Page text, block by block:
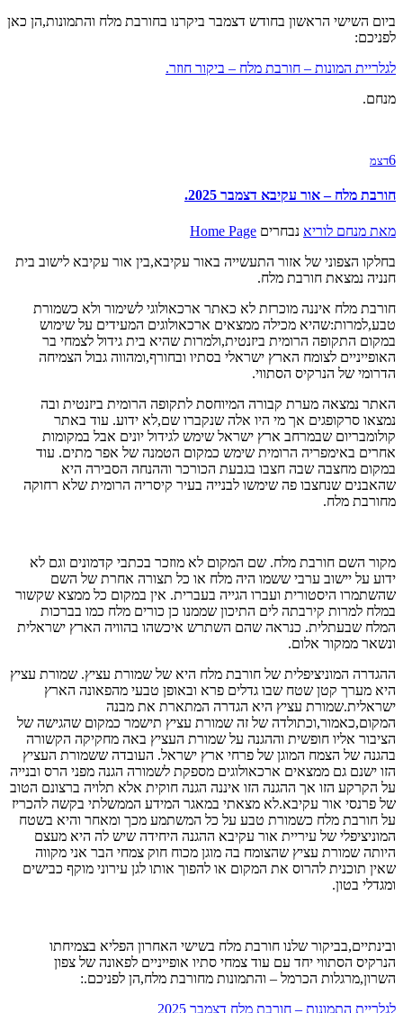
ביום השישי הראשון בחודש דצמבר ביקרנו בחורבת מלח והתמונות,הן כאן
לפניכם:
לגלריית המונות – חורבת מלח – ביקור חוזר.
מנחם.
6דצמ
חורבת מלח – אור עקיבא דצמבר 2025.
מאת מנחם לוריא נבחרים Home Page
בחלקו הצפוני של אזור התעשייה באור עקיבא,בין אור עקיבא לישוב בית
חנניה נמצאת חורבת מלח.
חורבת מלח איננה מוכרזת לא כאתר ארכאולוגי לשימור ולא כשמורת
טבע,למרות:שהיא מכילה ממצאים ארכאולוגים המעידים על שימוש
במקום התקופה הרומית ביזנטית,ולמרות שהיא בית גידול לצמחי בר
האופייניים לצומח הארץ ישראלי בסתיו ובחורף,ומהווה גבול הצמיחה
הדרומי של הנרקיס הסתווי.
האתר נמצאה מערת קבורה המיוחסת לתקופה הרומית ביזנטית ובה
נמצאו סרקופגים אך מי היו אלה שנקברו שם,לא ידוע. עוד באתר
קולומבריום שבמרחב ארץ ישראל שימש לגידול יונים אבל במקומות
אחרים באימפריה הרומית שימש כמקום הטמנה של אפר מתים. עוד
במקום מחצבה שבה חצבו בגבעת הכורכר וההנחה הסבירה היא
שהאבנים שנחצבו פה שימשו לבנייה בעיר קיסריה הרומית שלא רחוקה
מחורבת מלח.
מקור השם חורבת מלח. שם המקום לא מוזכר בכתבי קדמונים וגם לא
ידוע על יישוב ערבי ששמו היה מלח או כל תצורה אחרת של השם
שהשתמרו היסטורית ועברו הגייה בעברית. אין במקום כל ממצא שקשור
במלח למרות קירבתה לים התיכון שממנו כן כורים מלח כמו בברכות
המלח שבעתלית. כנראה שהם השתרש איכשהו בהוויה הארץ ישראלית
ונשאר ממקור אלום.
ההגדרה המוניציפלית של חורבת מלח היא של שמורת עציץ. שמורת עציץ
היא מערך קטן שטח שבו גדלים פרא ובאופן טבעי מהפאונה הארץ
ישראלית.שמורת עציץ היא הגדרה המתארת את מבנה
המקום,כאמור,וכתולדה של זה שמורת עציץ תישמר כמקום שהגישה של
הציבור אליו חופשית וההגנה על שמורת העציץ באה מחקיקה הקשורה
בהגנה של הצמח המוגן של פרחי ארץ ישראל. העובדה ששמורת העציץ
הזו ישנם גם ממצאים ארכאולוגים מספקת לשמורה הגנה מפני הרס ובנייה
על הקרקע הזו אך ההגנה הזו איננה הגנה חוקית אלא תלויה ברצונם הטוב
של פרנסי אור עקיבא.לא מצאתי במאגר המידע הממשלתי בקשה להכריז
על חורבת מלח כשמורת טבע על כל המשתמע מכך ומאחר והיא בשטח
המוניציפלי של עיריית אור עקיבא ההגנה היחידה שיש לה היא מעצם
היותה שמורת עציץ שהצומח בה מוגן מכוח חוק צמחי הבר אני מקווה
שאין תוכנית להרוס את המקום או להפוך אותו לגן עירוני מוקף כבישים
ומגדלי בטון.
ובינתיים,בביקור שלנו חורבת מלח בשישי האחרון הפליא בצמיחתו
הנרקיס הסתווי יחד עם עוד צמחי סתיו אופייניים לפאונה של צפון
השרון,מרגלות הכרמל – והתמונות מחורבת מלח,הן לפניכם.:
לגלריית התמונות – חורבת מלח דצמבר 2025